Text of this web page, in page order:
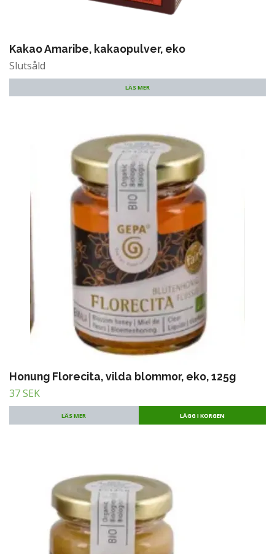
Kakao Amaribe, kakaopulver, eko
Slutsåld
LÄS MER
Honung Florecita, vilda blommor, eko, 125g
37 SEK
LÄS MER